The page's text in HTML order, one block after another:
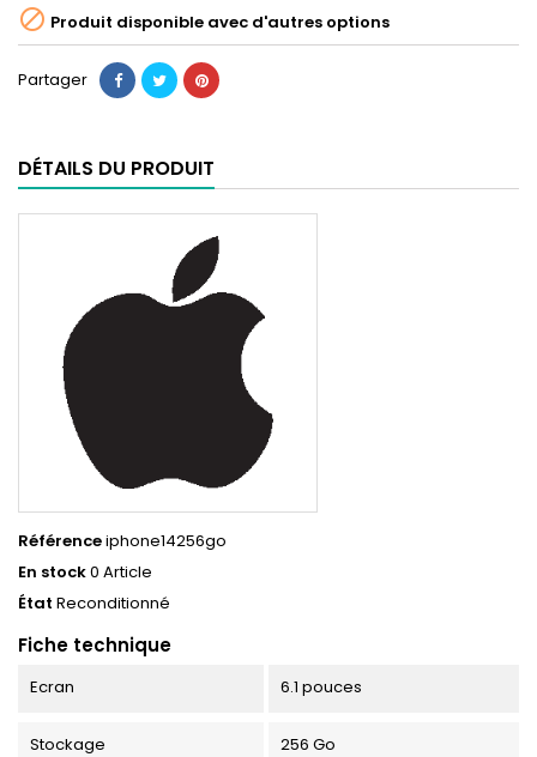
 Produit disponible avec d'autres options
Partager
DÉTAILS DU PRODUIT
Référenceiphone14256go
En stock0 Article
État Reconditionné
Fiche technique
Ecran 6.1 pouces
Stockage 256 Go